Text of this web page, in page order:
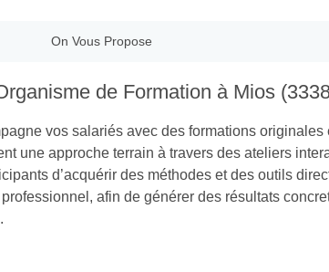
On Vous Propose
de Formation à Mios
vos salariés avec des formations originales
une approche terrain à travers des ateliers
d’acquérir des méthodes et des outils
afin de générer des résultats